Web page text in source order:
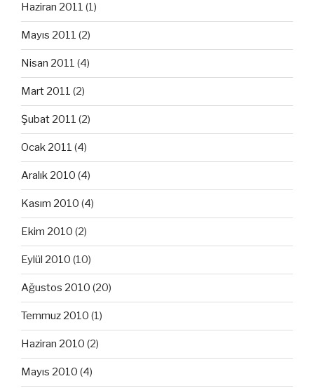
Haziran 2011 (1)
Mayıs 2011 (2)
Nisan 2011 (4)
Mart 2011 (2)
Şubat 2011 (2)
Ocak 2011 (4)
Aralık 2010 (4)
Kasım 2010 (4)
Ekim 2010 (2)
Eylül 2010 (10)
Ağustos 2010 (20)
Temmuz 2010 (1)
Haziran 2010 (2)
Mayıs 2010 (4)